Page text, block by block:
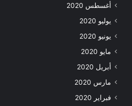
أغسطس 2020
يوليو 2020
يونيو 2020
مايو 2020
أبريل 2020
مارس 2020
فبراير 2020